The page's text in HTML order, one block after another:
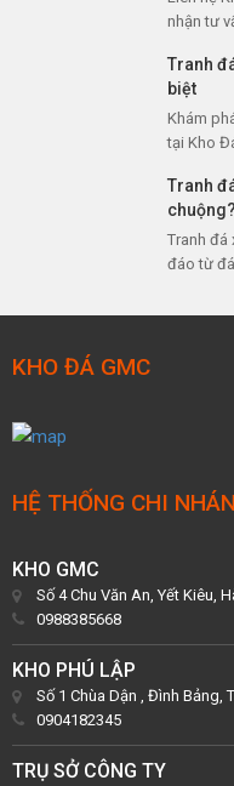
nhận tư
Tranh
biệt
Khám
tại Kho
Tranh
chuộng?
Tranh đá
đáo từ
KHO ĐÁ GMC
HỆ THỐNG CHI
KHO GMC
Số 4 Chu Văn An, Yết Kiêu,
0988385668
KHO PHÚ LẬP
Số 1 Chùa Dận , Đình Bảng,
0904182345
TRỤ SỞ CÔNG TY